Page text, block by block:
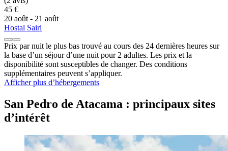
45 €
20 août - 21 août
Hostal Sairi
Prix par nuit le plus bas trouvé au cours des 24 dernières heures sur
la base d’un séjour d’une nuit pour 2 adultes. Les prix et la
disponibilité sont susceptibles de changer. Des conditions
supplémentaires peuvent s’appliquer.
Afficher plus d’hébergements
San Pedro de Atacama : principaux sites
d’intérêt